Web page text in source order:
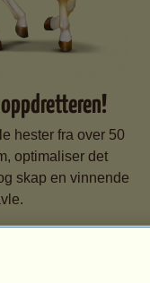
hester fra over 50
optimaliser det
skap en vinnende